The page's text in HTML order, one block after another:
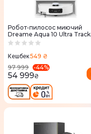
Робот-пилосос миючий
Dreame Aqua 10 Ultra Track
Complete White
Кешбек549 ₴
97 999
-44%
54 999₴